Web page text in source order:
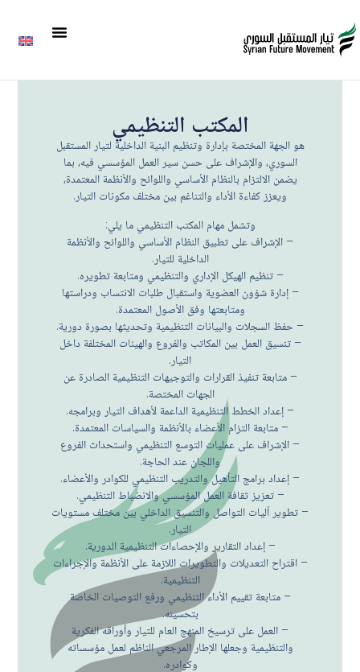
المكتب التنظيمي
هو الجهة المختصة بإدارة وتنظيم البنية الداخلية لتيار المستقبل
السوري، والإشراف على حسن سير العمل المؤسسي فيه، بما
يضمن الالتزام بالنظام الأساسي واللوائح والأنظمة المعتمدة،
ويعزز كفاءة الأداء والتناغم بين مختلف مكونات التيار.
وتشمل مهام المكتب التنظيمي ما يلي:
– الإشراف على تطبيق النظام الأساسي واللوائح والأنظمة
الداخلية للتيار.
– تنظيم الهيكل الإداري والتنظيمي ومتابعة تطويره.
– إدارة شؤون العضوية واستقبال طلبات الانتساب ودراستها
ومتابعتها وفق الأصول المعتمدة.
– حفظ السجلات والبيانات التنظيمية وتحديثها بصورة دورية.
– تنسيق العمل بين المكاتب والفروع والهيئات المختلفة داخل
التيار.
– متابعة تنفيذ القرارات والتوجيهات التنظيمية الصادرة عن
الجهات المختصة.
– إعداد الخطط التنظيمية الداعمة لأهداف التيار وبرامجه.
– متابعة التزام الأعضاء بالأنظمة والسياسات المعتمدة.
– الإشراف على عمليات التوسع التنظيمي واستحداث الفروع
واللجان عند الحاجة.
– إعداد برامج التأهيل والتدريب التنظيمي للكوادر والأعضاء.
– تعزيز ثقافة العمل المؤسسي والانضباط التنظيمي.
– تطوير آليات التواصل والتنسيق الداخلي بين مختلف مستويات
التيار.
– إعداد التقارير والإحصاءات التنظيمية الدورية.
– اقتراح التعديلات والتطويرات اللازمة على الأنظمة والإجراءات
التنظيمية.
– متابعة تقييم الأداء التنظيمي ورفع التوصيات الخاصة
بتحسينه.
– العمل على ترسيخ المنهج العام للتيار وأوراقه الفكرية
والتنظيمية وجعلها الإطار المرجعي الناظم لعمل مؤسساته
وكوادره.